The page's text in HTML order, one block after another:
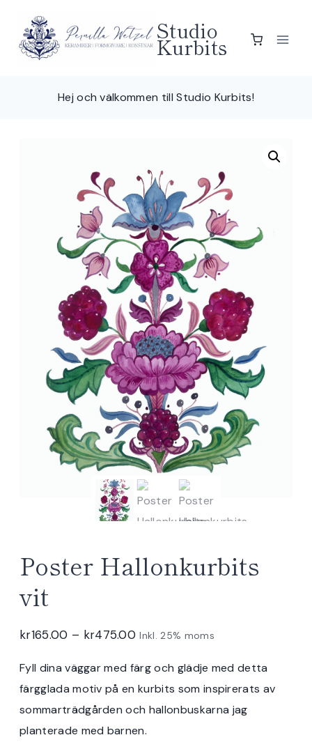
content
Studio
Kurbits
Hej och välkommen till Studio Kurbits!
Poster Hallonkurbits
vit
kr165.00 – kr475.00 Prisintervall:
till
Inkl. 25% moms
Fyll dina väggar med färg och glädje med detta
färgglada motiv på en kurbits som inspirerats av
sommarträdgården och hallonbuskarna jag
planterade med barnen.